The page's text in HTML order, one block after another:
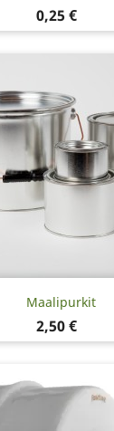
Hinta
0,25 €
Maalipurkit
Hinta
2,50 €